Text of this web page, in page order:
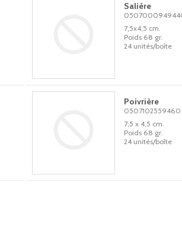
Salière
7,5x4,5 cm.
Poids 68 gr.
24 unités/boîte
Poivrière
0507102559460
7,5 x 4,5 cm.
Poids 68 gr.
24 unités/boîte